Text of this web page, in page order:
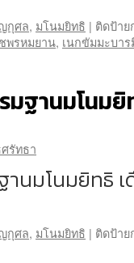
กุศล, มโนมยิทธิ | ติดป้าย
พรหมยาน, เนกขัมมะบาร
ฐานมโนม
รัทธา
านมโนมยิทธิ
กุศล, มโนมยิทธิ | ติดป้าย